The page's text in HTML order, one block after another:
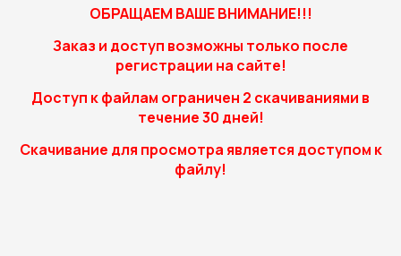
ОБРАЩАЕМ ВАШЕ ВНИМАНИЕ!!!
Заказ и доступ возможны только после
регистрации на сайте!
Доступ к файлам ограничен 2 скачиваниями в
течение 30 дней!
Скачивание для просмотра является доступом к
файлу!